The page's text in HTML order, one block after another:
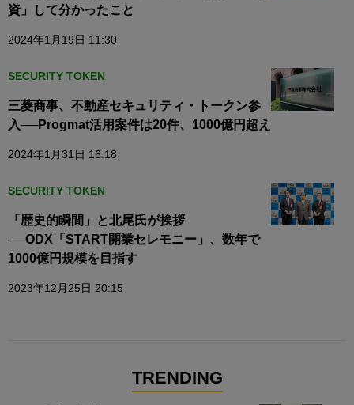
資」して分かったこと
2024年1月19日 11:30
SECURITY TOKEN
三菱商事、不動産セキュリティ・トークン参
入──Progmat活用案件は20件、1000億円超え
2024年1月31日 16:18
SECURITY TOKEN
「歴史的瞬間」と北尾氏が挨拶
──ODX「START開業セレモニー」、数年で
1000億円規模を目指す
2023年12月25日 20:15
TRENDING